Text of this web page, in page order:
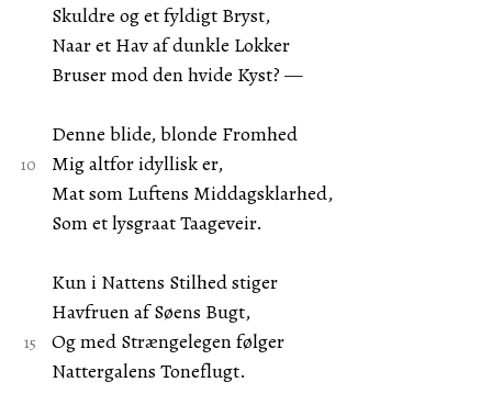
Skuldre og et fyldigt Bryst,
Naar et Hav af dunkle Lokker
Bruser mod den hvide Kyst? —
Denne blide, blonde Fromhed
Mig altfor idyllisk er,
Mat som Luftens Middagsklarhed,
Som et lysgraat Taageveir.
Kun i Nattens Stilhed stiger
Havfruen af Søens Bugt,
Og med Strængelegen følger
Nattergalens Toneflugt.